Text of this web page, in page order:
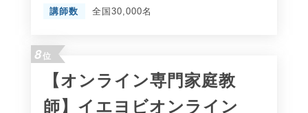
講師数
全国30,000名
8位
【オンライン専門家庭教
師】イエヨビオンライン